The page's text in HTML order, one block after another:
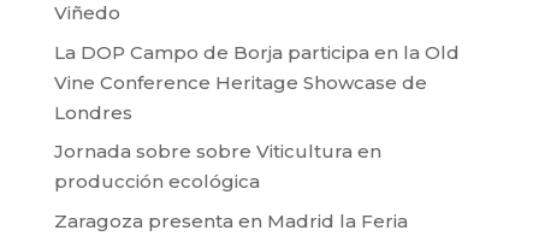
Viñedo
La DOP Campo de Borja participa en la Old
Vine Conference Heritage Showcase de
Londres
Jornada sobre sobre Viticultura en
producción ecológica
Zaragoza presenta en Madrid la Feria